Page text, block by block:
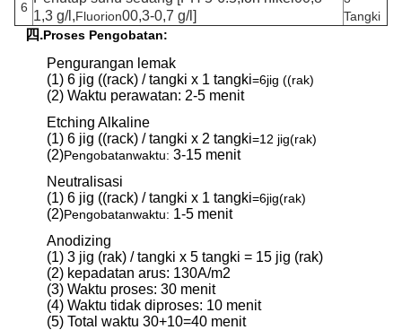
6
1,3 g/l,Fluorion00,3-0,7 g/l]
Tangki
四.Proses Pengobatan:
Pengurangan lemak
(1) 6 jig ((rack) / tangki x 1 tangki=6jig ((rak)
(2) Waktu perawatan: 2-5 menit
Etching Alkaline
(1) 6 jig ((rack) / tangki x 2 tangki=12 jig(rak)
(2)Pengobatanwaktu: 3-15 menit
Neutralisasi
(1) 6 jig ((rack) / tangki x 1 tangki=6jig(rak)
(2)Pengobatanwaktu: 1-5 menit
Anodizing
(1) 3 jig (rak) / tangki x 5 tangki = 15 jig (rak)
(2) kepadatan arus: 130A/m2
(3) Waktu proses: 30 menit
(4) Waktu tidak diproses: 10 menit
(5) Total waktu 30+10=40 menit